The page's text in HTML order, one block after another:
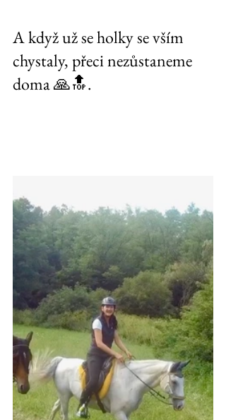
A když už se holky se vším
chystaly, přeci nezůstaneme
doma 🙏🔝.